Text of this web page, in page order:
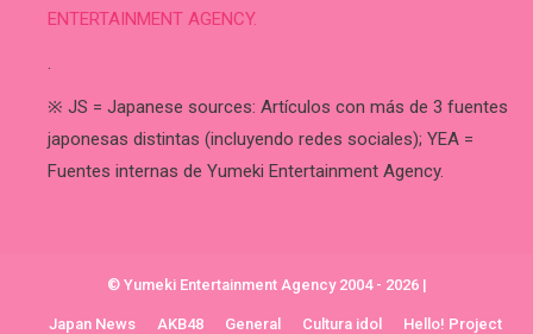
ENTERTAINMENT AGENCY.
.
※ JS = Japanese sources: Artículos con más de 3 fuentes
japonesas distintas (incluyendo redes sociales); YEA =
Fuentes internas de Yumeki Entertainment Agency.
© Yumeki Entertainment Agency 2004 - 2026 |
Japan News AKB48 General Cultura idol Hello! Project